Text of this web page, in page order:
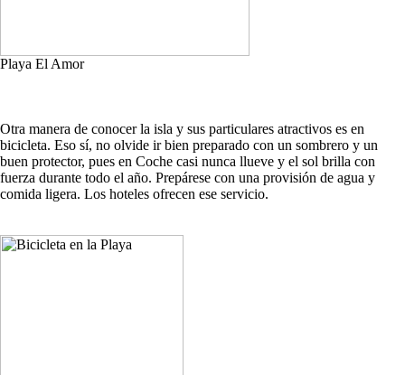
Playa El Amor
Otra manera de conocer la isla y sus particulares atractivos es en
bicicleta. Eso sí, no olvide ir bien preparado con un sombrero y un
buen protector, pues en Coche casi nunca llueve y el sol brilla con
fuerza durante todo el año. Prepárese con una provisión de agua y
comida ligera. Los hoteles ofrecen ese servicio.